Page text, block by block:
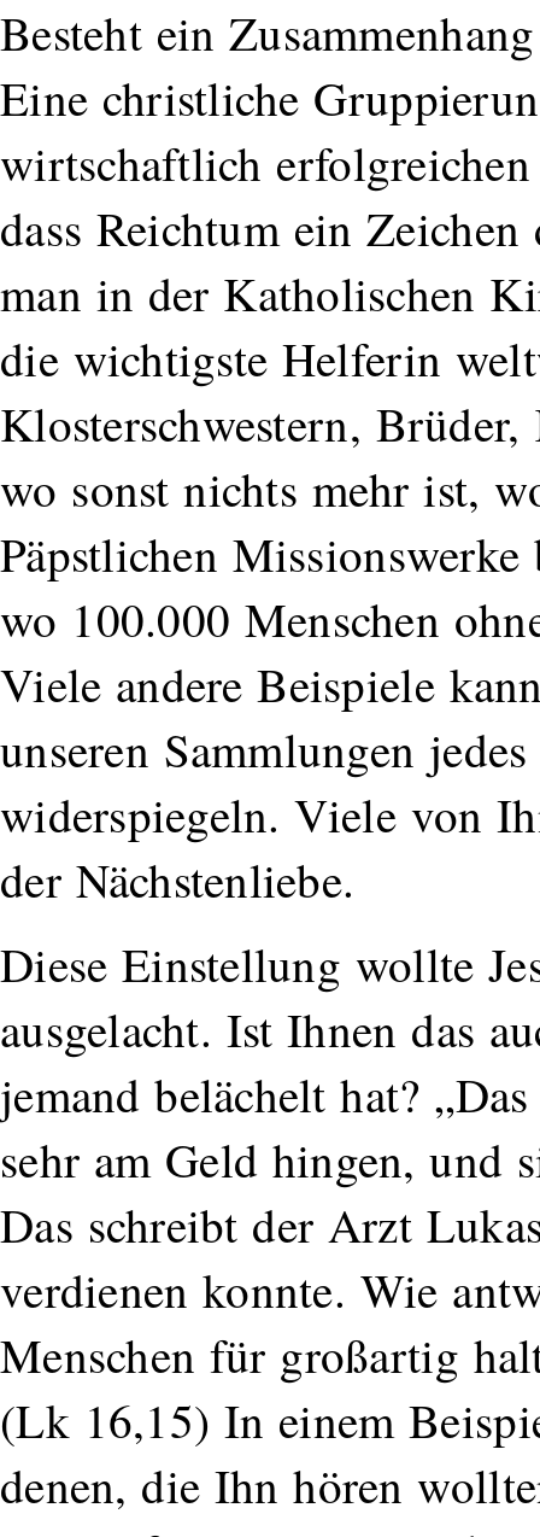
Besteht ein
Eine christliche
wirtschaftlich
dass Reichtum ein
man in der Katholischen
die wichtigste Helferin
Klosterschwestern,
wo sonst nichts mehr ist,
Päpstlichen
wo 100.000 Menschen
Viele andere Beispiele
unseren Sammlungen
widerspiegeln. Viele von
der Nächstenliebe.
Diese Einstellung wollte
ausgelacht. Ist Ihnen das
jemand belächelt hat?
sehr am Geld hingen, und
Das schreibt der Arzt
verdienen konnte. Wie
Menschen für großartig
(Lk 16,15) In einem
denen, die Ihn hören